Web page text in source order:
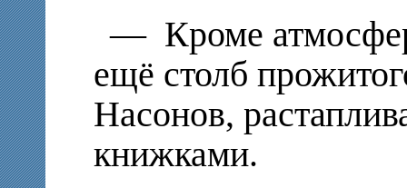
— Кроме
ещё столб
Насонов,
книжками.